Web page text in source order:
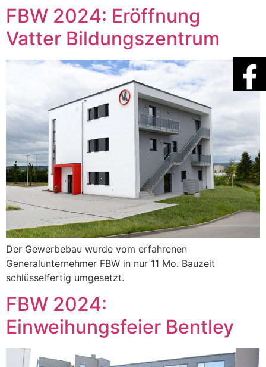
FBW 2024: Eröffnung
Vatter Bildungszentrum
Der Gewerbebau wurde vom erfahrenen
Generalunternehmer FBW in nur 11 Mo. Bauzeit
schlüsselfertig umgesetzt.
FBW 2024:
Einweihungsfeier Bentley